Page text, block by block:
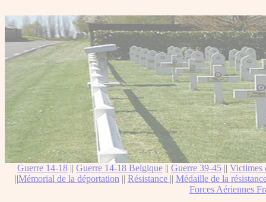
Guerre 14-18 || Guerre 14-18 Belgique || Guerre 39-45 || Victimes
||Mémorial de la déportation || Résistance || Médaille de la
Forces Aériennes